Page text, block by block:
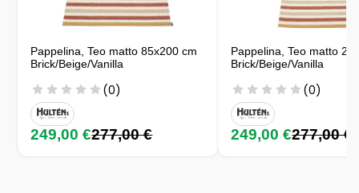
Pappelina, Teo matto 85x200 cm
Brick/Beige/Vanilla
(0)
249,00 €277,00 €
Pappelina, Teo matto
Brick/Beige/Vanilla
(0)
249,00 €277,00 €